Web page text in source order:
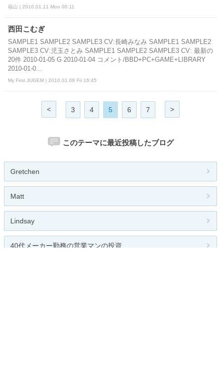
福山 | 2010.01.11 Mon 00:11
西田こむぎ
SAMPLE1 SAMPLE2 SAMPLE3 CV:長崎みなみ SAMPLE1 SAMPLE2
SAMPLE3 CV:児玉さとみ SAMPLE1 SAMPLE2 SAMPLE3 CV: 最新の
20件 2010-01-05 G 2010-01-04 コメント/BBD+PC+GAME+LIBRARY
2010-01-0...
My First JUGEM | 2010.01.08 Fri 16:45
< 3 4 5 6 7 >
このテーマに最近投稿したブログ
Gretchen
Matt
Lindsay
40代メーカー勤務の営業マンの投資...